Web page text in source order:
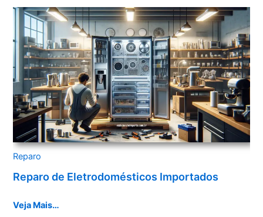
Reparo
Reparo de Eletrodomésticos Importados
Veja Mais…